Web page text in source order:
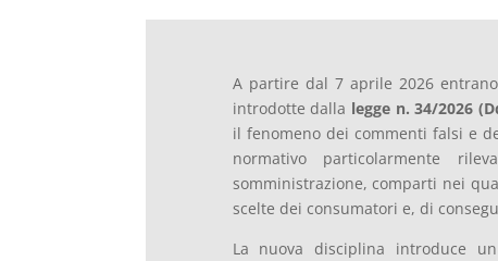
A partire dal 7 aprile 2026
introdotte dalla legge n. 34/2026
il fenomeno dei commenti falsi e
normativo particolarmente
somministrazione, comparti nei
scelte dei consumatori e, di
La nuova disciplina introduce